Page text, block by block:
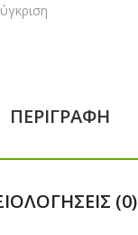
ΠΕΡΙΓΡΑΦΉ
(0)